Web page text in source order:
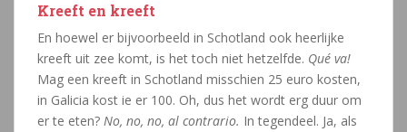
Kreeft en kreeft
En hoewel er bijvoorbeeld in Schotland ook heerlijke
kreeft uit zee komt, is het toch niet hetzelfde. Qué va!
Mag een kreeft in Schotland misschien 25 euro kosten,
in Galicia kost ie er 100. Oh, dus het wordt erg duur om
er te eten? No, no, no, al contrario. In tegendeel. Ja, als